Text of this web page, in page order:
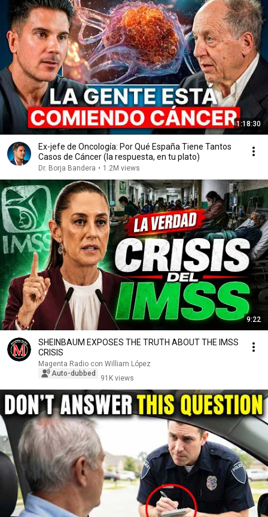
1:18:30
Ex-jefe de Oncología: Por Qué España Tiene Tantos
Casos de Cáncer (la respuesta, en tu plato)
Dr. Borja Bandera • 1.2M views
9:22
SHEINBAUM EXPOSES THE TRUTH ABOUT THE IMSS
CRISIS
Magenta Radio con William López
Auto-dubbed
91K views